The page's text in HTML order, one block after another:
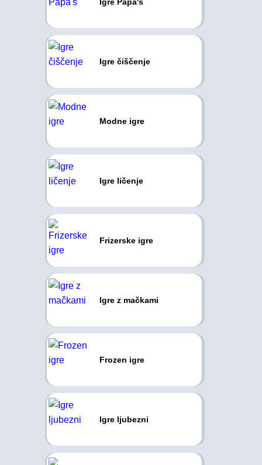
Igre čiščenje
Modne igre
Igre ličenje
Frizerske igre
Igre z mačkami
Frozen igre
Igre ljubezni